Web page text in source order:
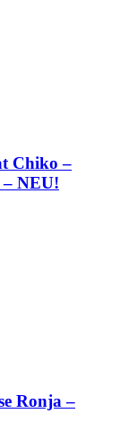
Chiko –
– NEU!
Ronja –